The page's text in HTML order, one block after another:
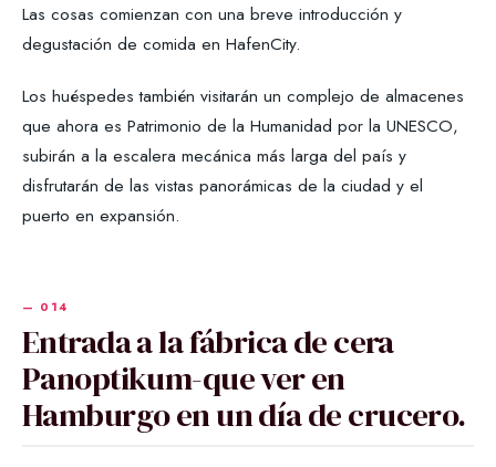
Las cosas comienzan con una breve introducción y
degustación de comida en HafenCity.
Los huéspedes también visitarán un complejo de almacenes
que ahora es Patrimonio de la Humanidad por la UNESCO,
subirán a la escalera mecánica más larga del país y
disfrutarán de las vistas panorámicas de la ciudad y el
puerto en expansión.
Entrada a la fábrica de cera
Panoptikum-que ver en
Hamburgo en un día de crucero.